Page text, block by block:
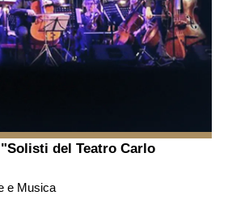
del Teatro Carlo
e Musica